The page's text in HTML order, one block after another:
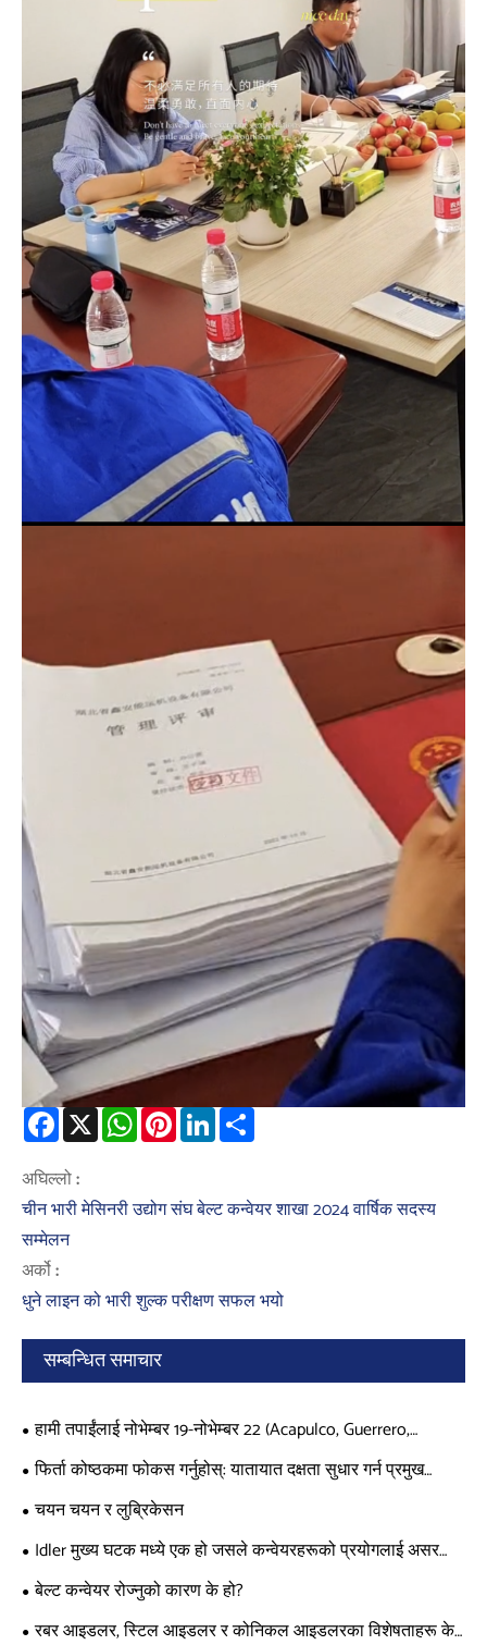
Facebook WhatsAppPinterestLinkedIn
अघिल्लो :
चीन भारी मेसिनरी उद्योग संघ बेल्ट कन्वेयर शाखा 2024 वार्षिक सदस्य
सम्मेलन
अर्को :
धुने लाइन को भारी शुल्क परीक्षण सफल भयो
सम्बन्धित समाचार
हामी तपाईंलाई नोभेम्बर 19-नोभेम्बर 22 (Acapulco, Guerrero,
Mexico) मा XXXVI अन्तर्राष्ट्रिय खानी कांग्रेस र प्रदर्शनीमा हामीलाई
फिर्ता कोष्ठकमा फोकस गर्नुहोस्: यातायात दक्षता सुधार गर्न प्रमुख
उपकरणहरू
चयन चयन र लुब्रिकेसन
Idler मुख्य घटक मध्ये एक हो जसले कन्वेयरहरूको प्रयोगलाई असर
गर्छ।
बेल्ट कन्वेयर रोज्नुको कारण के हो?
रबर आइडलर, स्टिल आइडलर र कोनिकल आइडलरका विशेषताहरू के